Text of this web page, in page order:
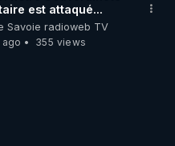
est attaqué...
Savoie radioweb TV
ago
355 views